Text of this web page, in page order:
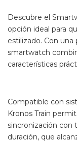
Descubre el
opción ideal para
estilizado. Con una
smartwatch
características
Compatible con
Kronos Train
sincronización con
duración, que